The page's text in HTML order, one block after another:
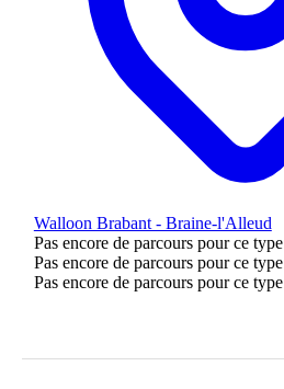
Walloon Brabant - Braine-l'Alleud
Pas encore de parcours pour ce type
Pas encore de parcours pour ce type
Pas encore de parcours pour ce type